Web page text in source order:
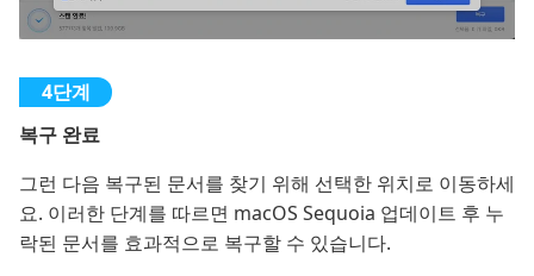
복구 완료
그런 다음 복구된 문서를 찾기 위해 선택한 위치로 이동하세
요. 이러한 단계를 따르면 macOS Sequoia 업데이트 후 누
락된 문서를 효과적으로 복구할 수 있습니다.